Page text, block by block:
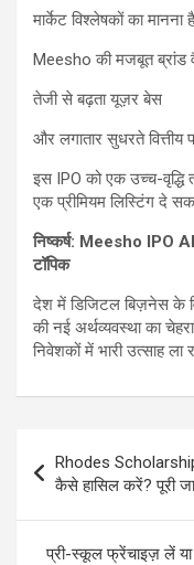
मार्केट विश्लेषकों का मानना
Meesho की मजबूत ब्रांड
तेजी से बढ़ता यूज़र बेस
और लगातार सुधरते वित्तीय
इस IPO को एक उच्च-वृद्धि
एक प्रीमियम लिस्टिंग दे
निष्कर्ष: Meesho IPO
टॉपिक
देश में डिजिटल बिज़नेस के
की नई अर्थव्यवस्था का
निवेशकों में भारी उत्साह ला
navigation
Rhodes Scholarship
कैसे हासिल करें? पूरी
प्री-स्कूल फ्रेंचाइज़ लें